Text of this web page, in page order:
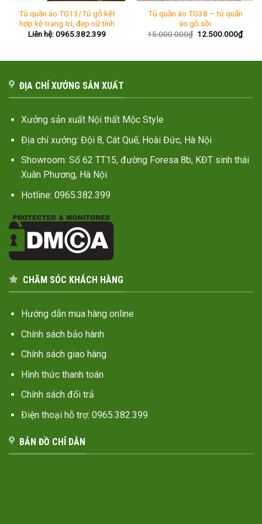
Tủ quần áo TG13/Tủ gỗ kết
hợp kệ trang trí, đẹp nữ tính
Liên hệ: 0965.382.399
Tủ quần áo TG38 – tủ quấn
áo gỗ sồi
15.000.000₫ Giá
12.500.000₫Giá
hiện
ĐỊA CHỈ XƯỞNG SẢN XUẤT
Xưởng sản xuất Nội thất Mộc Style
Địa chỉ xưởng: Đội 8, Cát Quế, Hoài Đức, Hà Nội
Showroom: Số 62 TT15, đường Foresa 8b, KĐT sinh thái
Xuân Phương, Hà Nội
Hotline: 0965.382.399
CHĂM SÓC KHÁCH HÀNG
Hướng dẫn mua hàng online
Chính sách bảo hành
Chính sách giao hàng
Hình thức thanh toán
Chính sách đổi trả
Điện thoại hỗ trợ: 0965.382.399
BẢN ĐỒ CHỈ DẪN